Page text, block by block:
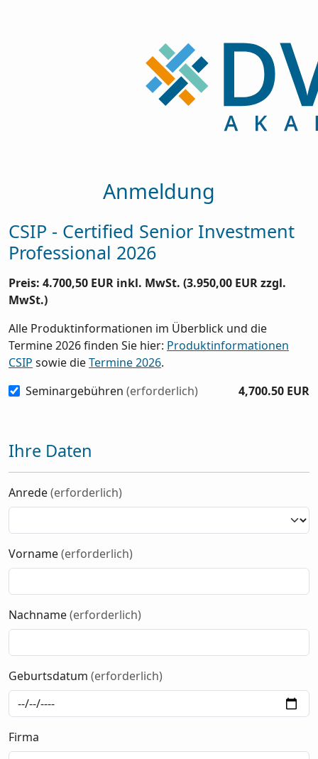
Anmeldung
CSIP - Certified Senior Investment
Professional 2026
Preis: 4.700,50 EUR inkl. MwSt. (3.950,00 EUR zzgl.
MwSt.)
Alle Produktinformationen im Überblick und die
Termine 2026 finden Sie hier: Produktinformationen
CSIP sowie dieTermine 2026.
Seminargebühren (erforderlich) 4,700.50 EUR
Ihre Daten
Anrede(erforderlich)
Vorname(erforderlich)
Nachname(erforderlich)
Geburtsdatum (erforderlich)
Firma